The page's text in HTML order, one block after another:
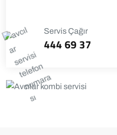
Servis Çağır
444 69 37